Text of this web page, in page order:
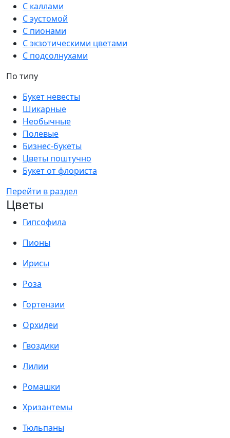
С каллами
С эустомой
С пионами
С экзотическими цветами
С подсолнухами
По типу
Букет невесты
Шикарные
Необычные
Полевые
Бизнес-букеты
Цветы поштучно
Букет от флориста
Перейти в раздел
Цветы
Гипсофила
Пионы
Ирисы
Роза
Гортензии
Орхидеи
Гвоздики
Лилии
Ромашки
Хризантемы
Тюльпаны